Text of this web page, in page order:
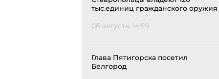
тыс.единиц гражданского оружия
06 августа, 14:59
Глава Пятигорска посетил
Белгород